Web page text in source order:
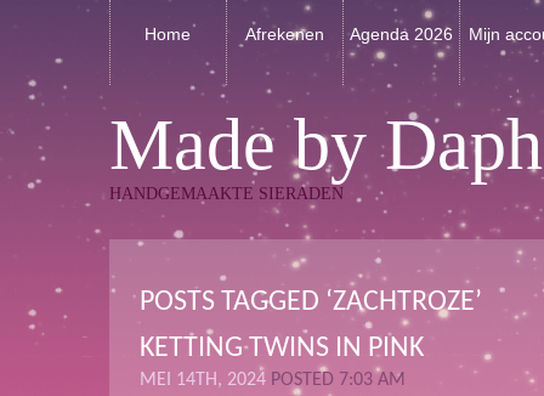
Home Afrekenen Agenda 2026 Mijn
Made by
HANDGEMAAKTE SIERADEN
POSTS TAGGED ‘ZACHTROZE’
KETTING TWINS IN PINK
MEI 14TH, 2024 POSTED 7:03 AM